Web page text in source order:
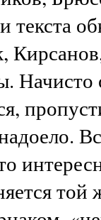
текста
Начисто